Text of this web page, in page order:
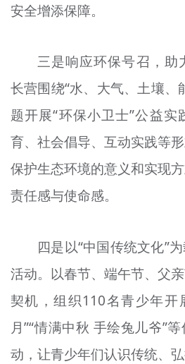
安全增添保障。
三是响应环保号召，助
长营围绕“水、大气、土壤、
题开展“环保小卫士”公益
育、社会倡导、互动实践等
保护生态环境的意义和实现
责任感与使命感。
四是以“中国传统文化”
活动。以春节、端午节、父
契机，组织110名青少年开
月”“情满中秋 手绘兔儿爷”
动，让青少年们认识传统、